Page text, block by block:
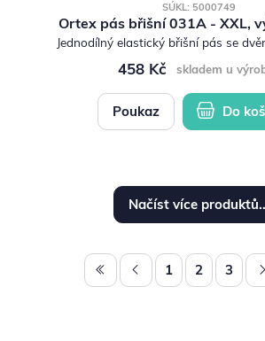
SÚKL: 5000749
Ortex pás břišní 031A - XXL,
Jednodílný elastický břišní pás se
458 Kč skladem u
Poukaz Do
Načíst více
1 2 3